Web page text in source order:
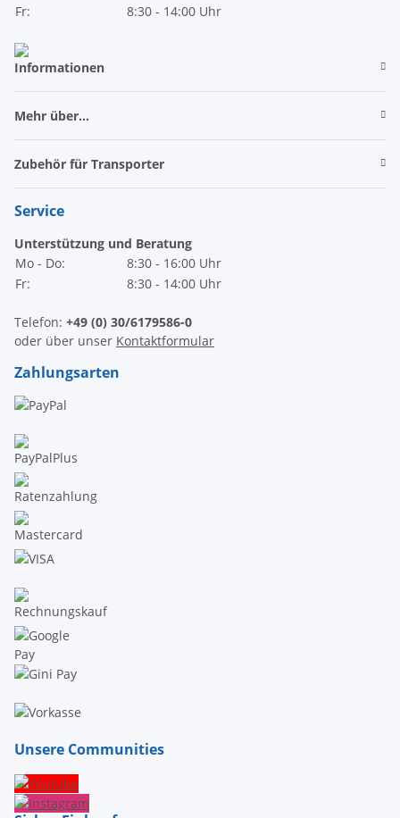
Fr:
8:30 - 14:00 Uhr
Informationen
Mehr über...
Zubehör für Transporter
Service
Unterstützung und Beratung
Mo - Do:
8:30 - 16:00 Uhr
Fr:
8:30 - 14:00 Uhr
Telefon: +49 (0) 30/6179586-0
oder über unser Kontaktformular
Zahlungsarten
Unsere Communities